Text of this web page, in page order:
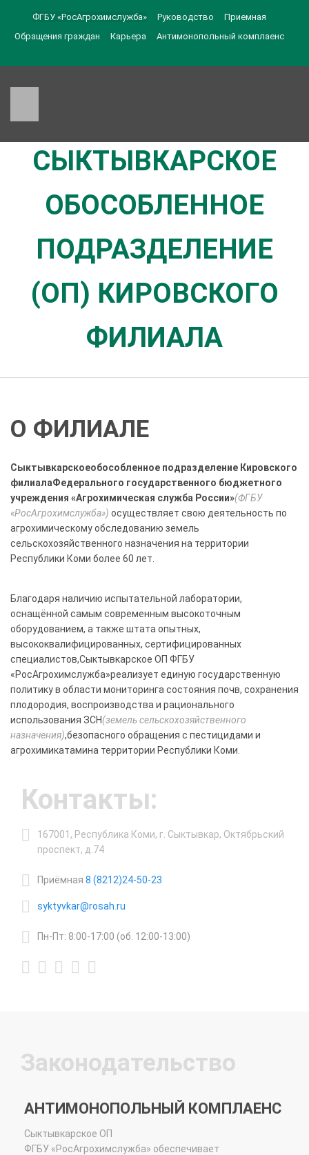
ФГБУ «РосАгрохимслужба» Руководство
Приемная
Обращения граждан
Карьера Антимонопольный комплаенс
СЫКТЫВКАРСКОЕ
ОБОСОБЛЕННОЕ
ПОДРАЗДЕЛЕНИЕ
(ОП) КИРОВСКОГО
ФИЛИАЛА
О ФИЛИАЛЕ
Сыктывкарскоеобособленное подразделение Кировского
филиалаФедерального государственного бюджетного
учреждения «Агрохимическая служба России»(ФГБУ
«РосАгрохимслужба») осуществляет свою деятельность по
агрохимическому обследованию земель
сельскохозяйственного назначения на территории
Республики Коми более 60 лет.
Благодаря наличию испытательной лаборатории,
оснащённой самым современным высокоточным
оборудованием, а также штата опытных,
высококвалифицированных, сертифицированных
специалистов,Сыктывкарское ОП ФГБУ
«РосАгрохимслужба»реализует единую государственную
политику в области мониторинга состояния почв, сохранения
плодородия, воспроизводства и рационального
использования ЗСН(земель сельскохозяйственного
назначения),безопасного обращения с пестицидами и
агрохимикатамина территории Республики Коми.
Контакты:
167001, Республика Коми, г. Сыктывкар, Октябрьский
проспект, д.74
Приёмная 8 (8212)24-50-23
syktyvkar@rosah.ru
Пн-Пт: 8:00-17:00 (об. 12:00-13:00)
Законодательство
АНТИМОНОПОЛЬНЫЙ КОМПЛАЕНС
Сыктывкарское ОП
ФГБУ «РосАгрохимслужба» обеспечивает